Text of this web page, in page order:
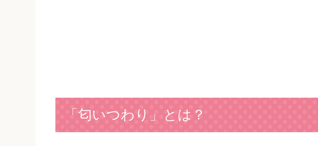
「匂いつわり」とは？